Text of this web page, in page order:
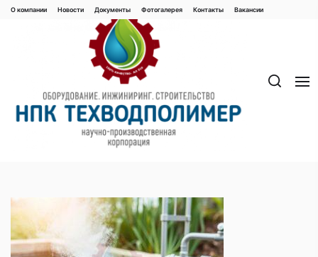
Перейти
О компании Новости Документы Фотогалерея Контaкты Вакaнсии